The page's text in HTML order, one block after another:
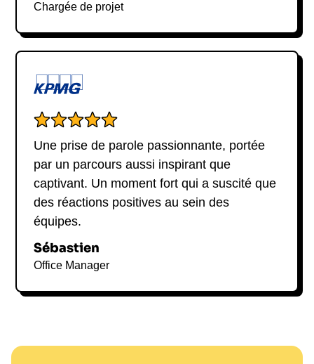
Chargée de projet
Une prise de parole passionnante, portée
par un parcours aussi inspirant que
captivant. Un moment fort qui a suscité que
des réactions positives au sein des
équipes.
Sébastien
Office Manager